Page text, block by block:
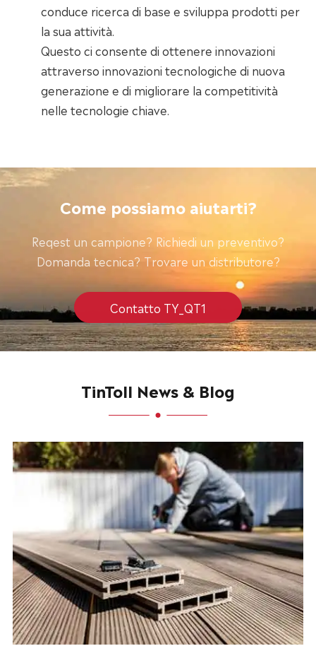
conduce ricerca di base e sviluppa prodotti per
la sua attività.
Questo ci consente di ottenere innovazioni
attraverso innovazioni tecnologiche di nuova
generazione e di migliorare la competitività
nelle tecnologie chiave.
Come possiamo aiutarti?
Reqest un campione? Richiedi un preventivo?
Domanda tecnica? Trovare un distributore?
Contatto TY_QT1
TinToll News & Blog